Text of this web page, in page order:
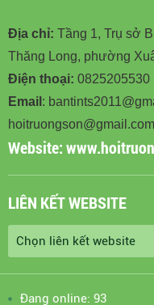
Địa chỉ: Tầng 1, Trụ sở
Thăng Long, phường
Điện thoại: 0825205530
Email :
hoitruongson@gmail.com
Website:
LIÊN KẾT WEBSITE
Đang online: 93